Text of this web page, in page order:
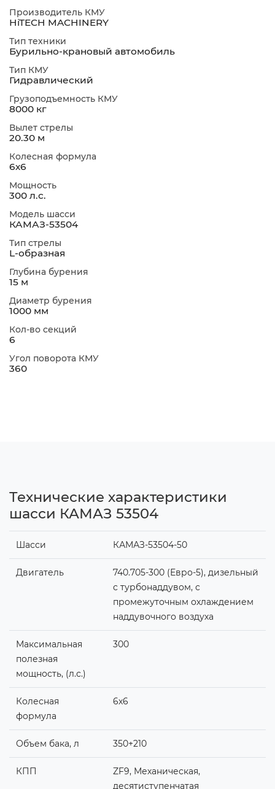
Производитель КМУ
HiTECH MACHINERY
Тип техники
Бурильно-крановый автомобиль
Тип КМУ
Гидравлический
Грузоподъемность КМУ
8000 кг
Вылет стрелы
20.30 м
Колесная формула
6х6
Мощность
300 л.с.
Модель шасси
КАМАЗ-53504
Тип стрелы
L-образная
Глубина бурения
15 м
Диаметр бурения
1000 мм
Кол-во секций
6
Угол поворота КМУ
360
Технические характеристики
шасси КАМАЗ 53504
Шасси КАМАЗ-53504-50
Двигатель
740.705-300 (Евро-5), дизельный
с турбонаддувом, с
промежуточным охлаждением
наддувочного воздуха
Максимальная
полезная
мощность, (л.с.)
300
Колесная
формула
6х6
Объем бака, л 350+210
КПП
ZF9, Механическая,
десятиступенчатая